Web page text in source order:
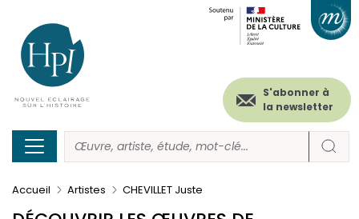
contenu
principal
Menu
secondaire
(header)
S'abonner à
la newsletter
Accueil Artistes CHEVILLET Juste